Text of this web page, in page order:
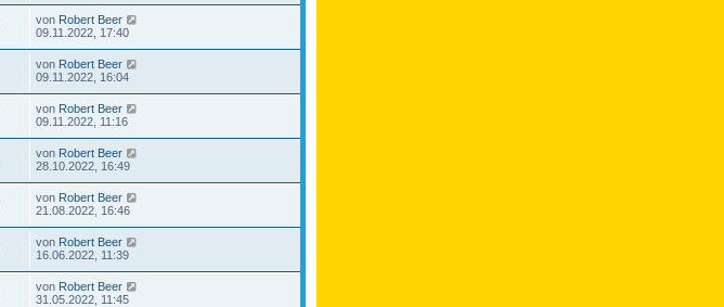
von Robert Beer
09.11.2022, 17:40
von Robert Beer
09.11.2022, 16:04
von Robert Beer
09.11.2022, 11:16
von Robert Beer
28.10.2022, 16:49
von Robert Beer
21.08.2022, 16:46
von Robert Beer
16.06.2022, 11:39
von Robert Beer
31.05.2022, 11:45